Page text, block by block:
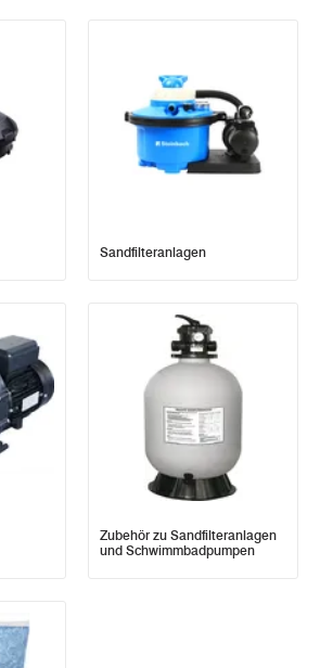
Sandfilteranlagen
Zubehör zu Sandfilteranlagen
und Schwimmbadpumpen